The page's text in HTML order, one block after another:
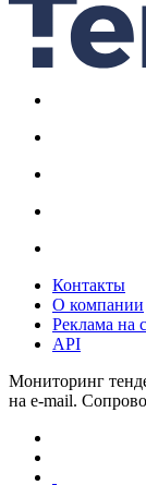
Контакты
О компании
Реклама на
API
Мониторинг
на e-mail.